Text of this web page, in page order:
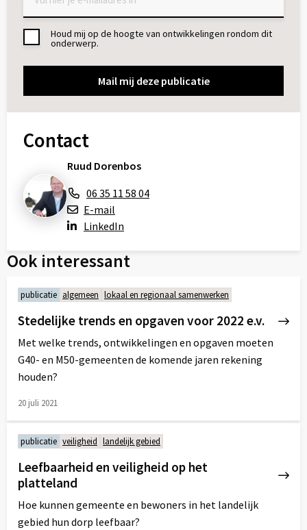
Toestemming
Houd mij op de hoogte van ontwikkelingen rondom dit
onderwerp.
Contact
Ruud Dorenbos
06 35 11 58 04
E-mail
LinkedIn
Ook interessant
publicatie algemeen lokaal en regionaal samenwerken
Stedelijke trends en opgaven voor 2022 e.v.
Met welke trends, ontwikkelingen en opgaven moeten
G40- en M50-gemeenten de komende jaren rekening
houden?
20 juli 2021
meer
over
publicatie veiligheid landelijk gebied
Leefbaarheid en veiligheid op het
platteland
Hoe kunnen gemeente en bewoners in het landelijk
gebied hun dorp leefbaar?